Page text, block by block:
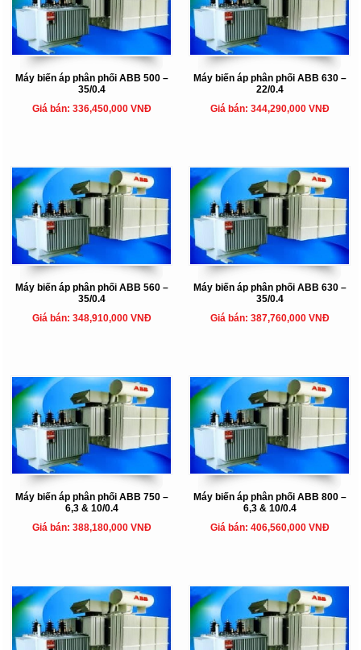
Máy biến áp phân phối ABB 500 –
35/0.4
Giá bán: 336,450,000 VNĐ
Máy biến áp phân phối ABB 630 –
22/0.4
Giá bán: 344,290,000 VNĐ
Máy biến áp phân phối ABB 560 –
35/0.4
Giá bán: 348,910,000 VNĐ
Máy biến áp phân phối ABB 630 –
35/0.4
Giá bán: 387,760,000 VNĐ
Máy biến áp phân phối ABB 750 –
6,3 & 10/0.4
Giá bán: 388,180,000 VNĐ
Máy biến áp phân phối ABB 800 –
6,3 & 10/0.4
Giá bán: 406,560,000 VNĐ